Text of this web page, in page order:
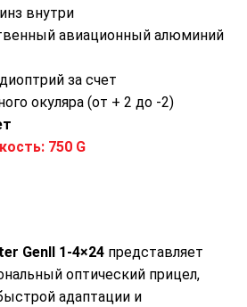
внутри
авиационный алюминий
за счет
окуляра (от + 2 до -2)
750 G
GenII 1-4×24 представляет
оптический прицел,
адаптации и